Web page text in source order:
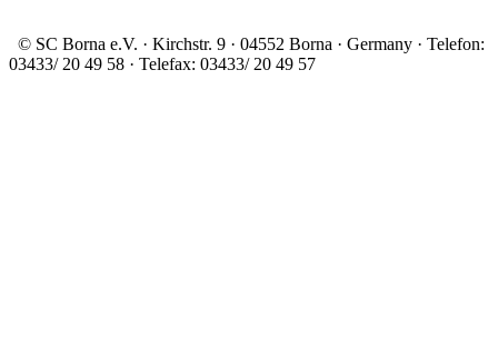
© SC Borna e.V. · Kirchstr. 9 · 04552 Borna · Germany · Telefon:
03433/ 20 49 58 · Telefax: 03433/ 20 49 57